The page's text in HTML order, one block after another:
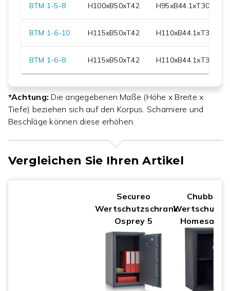
BTM 1-5-8 H100xB50xT42 H95xB44.1xT30.7
BTM 1-6-10 H115xB50xT42 H110xB44.1xT30.7
BTM 1-6-8 H115xB50xT42 H110xB44.1xT30.7
*Achtung: Die angegebenen Maße (Höhe x Breite x
Tiefe) beziehen sich auf den Korpus. Scharniere und
Beschläge können diese erhöhen.
Vergleichen Sie Ihren Artikel
Secureo
Wertschutzschrank
Osprey 5
Homesafe